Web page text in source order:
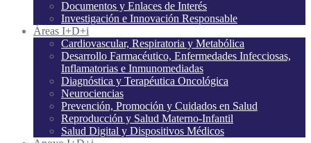
Documentos y Enlaces de Interés
Investigación e Innovación Responsable
Áreas I+D+i
Cardiovascular, Respiratoria y Metabólica
Desarrollo Farmacéutico, Enfermedades Infecciosas,
Inflamatorias e Inmunomediadas
Diagnóstica y Terapéutica Oncológica
Neurociencias
Prevención, Promoción y Cuidados en Salud
Reproducción y Salud Materno-Infantil
Salud Digital y Dispositivos Médicos